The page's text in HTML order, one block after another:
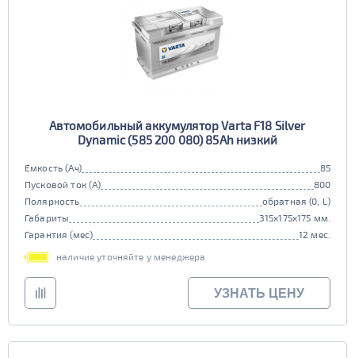
Автомобильный аккумулятор Varta F18 Silver
Dynamic (585 200 080) 85Ah низкий
Емкость (Ач)
85
Пусковой ток (А)
800
Полярность
обратная (0, L)
Габариты
315x175x175 мм.
Гарантия (мес)
12 мес.
наличие уточняйте у менеджера
УЗНАТЬ ЦЕНУ